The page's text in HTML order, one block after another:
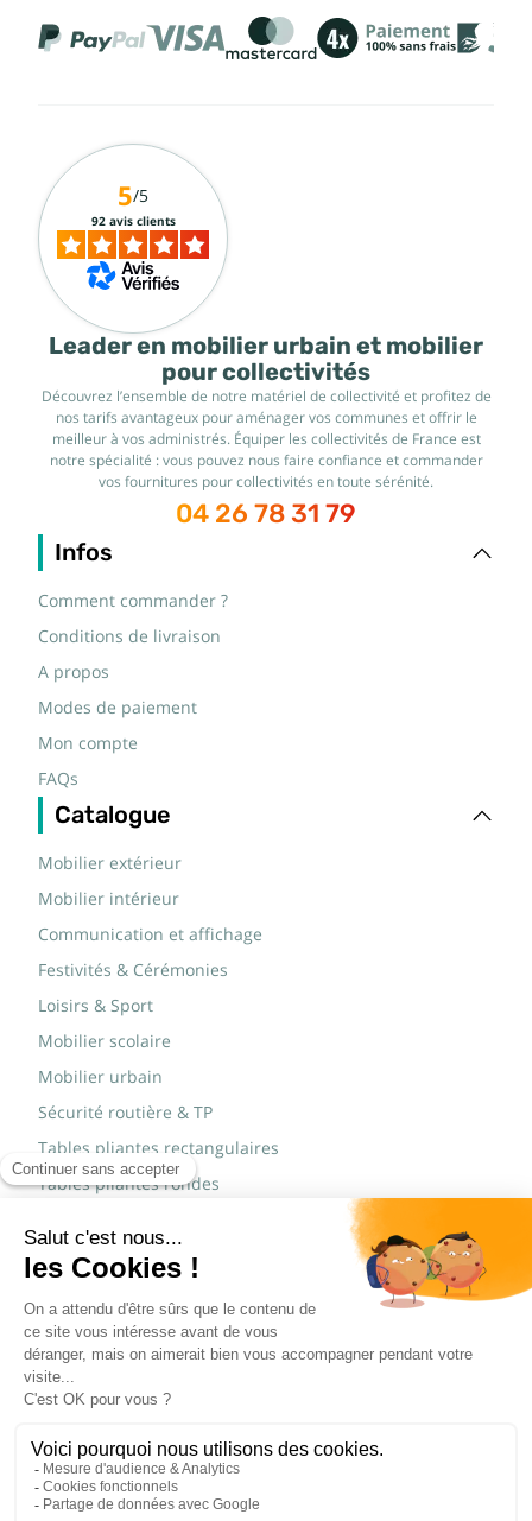
Leader en mobilier urbain et mobilier
pour collectivités
Découvrez l’ensemble de notre matériel de collectivité et profitez de
nos tarifs avantageux pour aménager vos communes et offrir le
meilleur à vos administrés. Équiper les collectivités de France est
notre spécialité : vous pouvez nous faire confiance et commander
vos fournitures pour collectivités en toute sérénité.
04 26 78 31 79
Infos
Comment commander ?
Conditions de livraison
A propos
Modes de paiement
Mon compte
FAQs
Catalogue
Mobilier extérieur
Mobilier intérieur
Communication et affichage
Festivités & Cérémonies
Loisirs & Sport
Mobilier scolaire
Mobilier urbain
Sécurité routière & TP
Tables pliantes rectangulaires
Tables pliantes rondes
Marques
JAD Groupe
Procity®
5/5
92 avis clients
© Copyright 2015 - 2026,